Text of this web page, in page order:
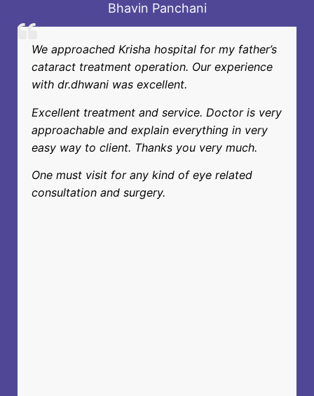
Bhavin Panchani
We approached Krisha hospital for my father’s
cataract treatment operation. Our experience
with dr.dhwani was excellent.
Excellent treatment and service. Doctor is very
approachable and explain everything in very
easy way to client. Thanks you very much.
One must visit for any kind of eye related
consultation and surgery.